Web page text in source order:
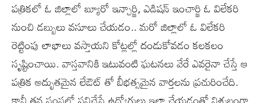
పత్రికలో ఓ జిల్లాలో బ్యూరో ఇన్చార్జి, ఎడిషన్ ఇంచార్జి ఓ విలేకరి
నుంచి డబ్బులు వసూలు చేయడం.. మరో జిల్లాలో ఓ విలేకరి
రెట్టింపు లాభాలు వస్తాయని కోట్లల్లో దండుకోవడం కలకలం
సృష్టించాయి. వాస్తవానికి ఇటువంటి ఘటనలు వేరే ఎవరైనా చేస్తే ఆ
పత్రిక అద్భుతమైన లేఔట్ తో బీభత్సమైన వార్తలను ప్రచురించేది.